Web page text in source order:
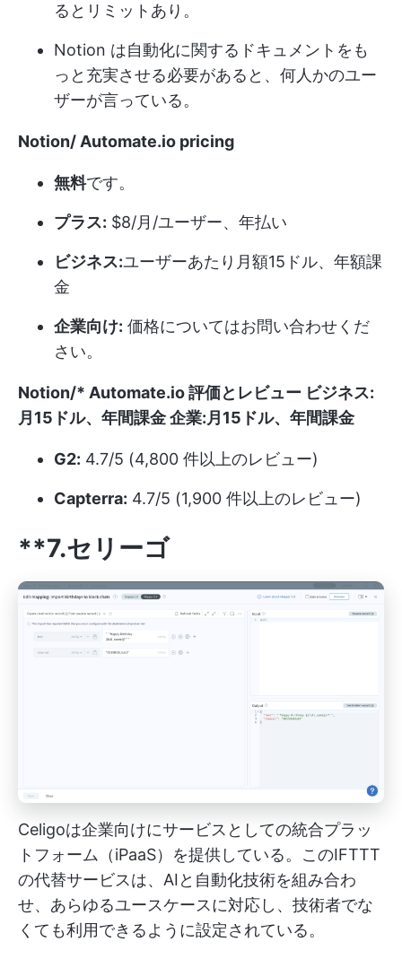
るとリミットあり。
Notion は自動化に関するドキュメントをも
っと充実させる必要があると、何人かのユー
ザーが言っている。
Notion/Automate.io pricing
無料です。
プラス: $8/月/ユーザー、年払い
ビジネス:ユーザーあたり月額15ドル、年額課
金
企業向け: 価格についてはお問い合わせくだ
さい。
Notion/* Automate.io評価とレビュー ビジネス:
月15ドル、年間課金企業:月15ドル、年間課金
G2: 4.7/5 (4,800 件以上のレビュー)
Capterra: 4.7/5 (1,900 件以上のレビュー)
**7.セリーゴ
Celigoは企業向けにサービスとしての統合プラッ
トフォーム（iPaaS）を提供している。このIFTTT
の代替サービスは、AIと自動化技術を組み合わ
せ、あらゆるユースケースに対応し、技術者でな
くても利用できるように設定されている。